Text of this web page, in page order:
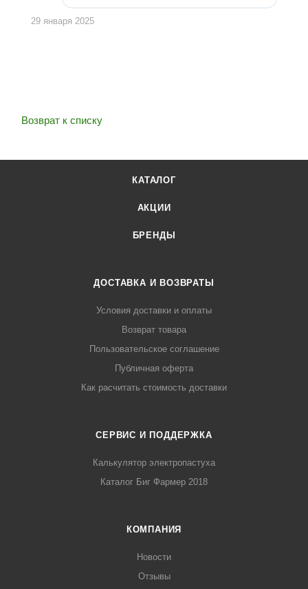
29 января 2025
Возврат к списку
КАТАЛОГ
АКЦИИ
БРЕНДЫ
ДОСТАВКА И ВОЗВРАТЫ
Условия доставки и оплаты
Возврат товара
Пользовательское соглашение
Публичная оферта
Как расчитать стоимость доставки
СЕРВИС И ПОДДЕРЖКА
Калькулятор электропастуха
Каталог Биг Фармер 2018
КОМПАНИЯ
Новости
Отзывы